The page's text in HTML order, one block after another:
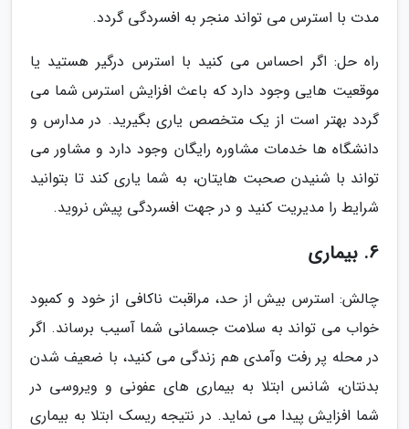
مدت با استرس می تواند منجر به افسردگی گردد.
راه حل: اگر احساس می کنید با استرس درگیر هستید یا
موقعیت هایی وجود دارد که باعث افزایش استرس شما می
گردد بهتر است از یک متخصص یاری بگیرید. در مدارس و
دانشگاه ها خدمات مشاوره رایگان وجود دارد و مشاور می
تواند با شنیدن صحبت هایتان، به شما یاری کند تا بتوانید
شرایط را مدیریت کنید و در جهت افسردگی پیش نروید.
6. بیماری
چالش: استرس بیش از حد، مراقبت ناکافی از خود و کمبود
خواب می تواند به سلامت جسمانی شما آسیب برساند. اگر
در محله پر رفت وآمدی هم زندگی می کنید، با ضعیف شدن
بدنتان، شانس ابتلا به بیماری های عفونی و ویروسی در
شما افزایش پیدا می نماید. در نتیجه ریسک ابتلا به بیماری